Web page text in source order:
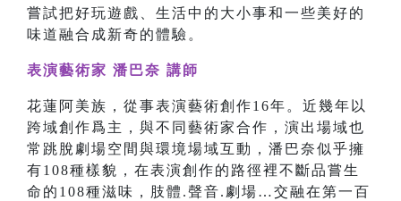
嘗試把好玩遊戲、生活中的大小事和一些美好的
味道融合成新奇的體驗。
表演藝術家 潘巴奈 講師
花蓮阿美族，從事表演藝術創作16年。近幾年以
跨域創作爲主，與不同藝術家合作，演出場域也
常跳脫劇場空間與環境場域互動，潘巴奈似乎擁
有108種樣貌，在表演創作的路徑裡不斷品嘗生
命的108種滋味，肢體.聲音.劇場…交融在第一百